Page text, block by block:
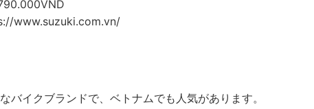
www.suzuki.com.vn/
バイクブランドで、ベトナムでも人気があります。